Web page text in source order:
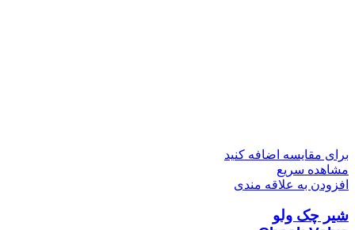
برای مقایسه اضافه کنید
مشاهده سریع
افزودن به علاقه مندی
شیر چک ولو